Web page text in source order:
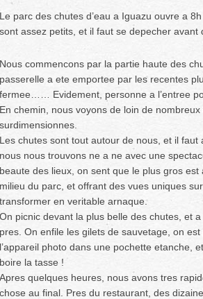
Le parc des chutes d’eau a Iguazu ouvre a
sont assez petits, et il faut se depecher
Nous commencons par la partie haute des
passerelle a ete emportee par les recentes
fermee…… Evidement, personne a l’entree
En chemin, nous voyons de loin de
surdimensionnes.
Les chutes sont tout autour de nous, et il
nous nous trouvons ne a ne avec une
beaute des lieux, on sent que le plus gros est
milieu du parc, et offrant des vues uniques
transformer en veritable arnaque.
On picnic devant la plus belle des chutes, et
pres. On enfile les gilets de sauvetage, on
l’appareil photo dans une pochette etanche,
boire la tasse !
Apres quelques heures, nous avons tres
chose au final. Pres du restaurant, des